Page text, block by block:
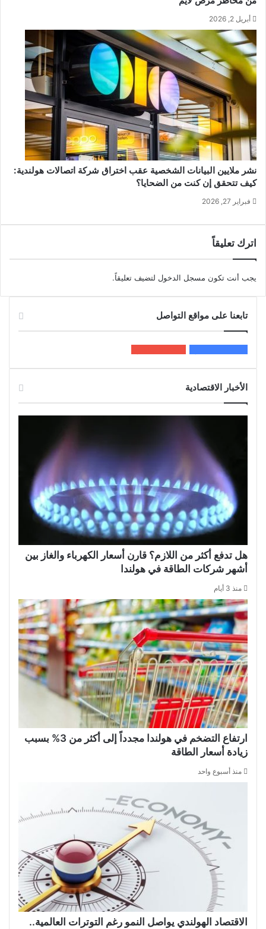
أبريل 2, 2026
نشر ملايين البيانات الشخصية عقب اختراق شركة اتصالات هولندية:
كيف تتحقق إن كنت من الضحايا؟
فبراير 27, 2026
اترك تعليقاً
يجب أنت تكون مسجل الدخول لتضيف تعليقاً.
تابعنا على مواقع التواصل
الأخبار الاقتصادية
هل تدفع أكثر من اللازم؟ قارن أسعار الكهرباء والغاز بين
أشهر شركات الطاقة في هولندا
منذ 3 أيام
ارتفاع التضخم في هولندا مجدداً إلى أكثر من 3% بسبب
زيادة أسعار الطاقة
منذ أسبوع واحد
الاقتصاد الهولندي يواصل النمو رغم التوترات العالمية..